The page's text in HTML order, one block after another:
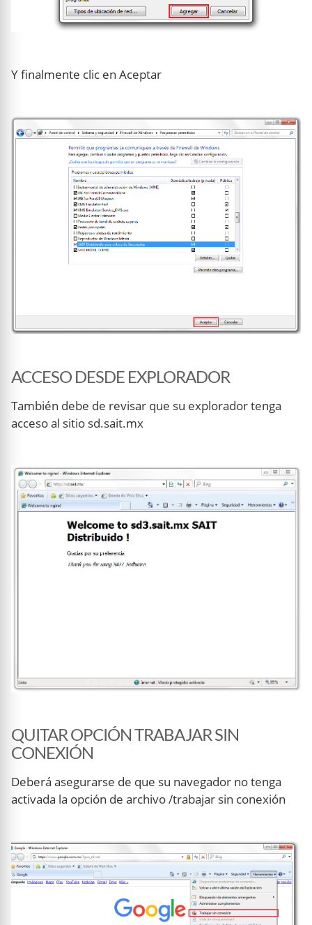
Y finalmente clic en Aceptar
ACCESO DESDE EXPLORADOR
También debe de revisar que su explorador tenga
acceso al sitio sd.sait.mx
QUITAR OPCIÓN TRABAJAR SIN
CONEXIÓN
Deberá asegurarse de que su navegador no tenga
activada la opción de archivo /trabajar sin conexión